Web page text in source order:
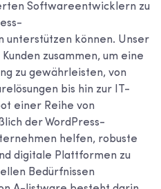
Softwareentwicklern zu
unterstützen können. Unser
zusammen, um eine
zu gewährleisten, von
bis hin zur IT-
einer Reihe von
der WordPress-
helfen, robuste
digitale Plattformen zu
Bedürfnissen